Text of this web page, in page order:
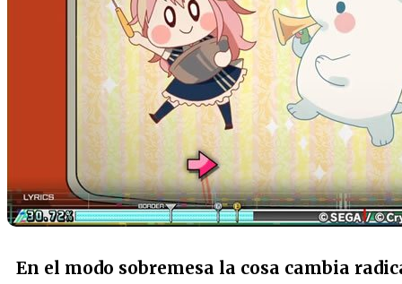
En el modo sobremesa la cosa cambia